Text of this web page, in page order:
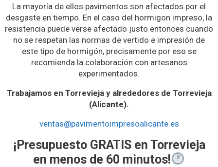
La mayoría de ellos pavimentos son afectados por el
desgaste en tiempo. En el caso del hormigon impreso, la
resistencia puede verse afectado justo entonces cuando
no se respetan las normas de vertido e impresión de
este tipo de hormigón, precisamente por eso se
recomienda la colaboración con artesanos
experimentados.
Trabajamos en Torrevieja y alrededores de Torrevieja
(Alicante).
ventas@pavimentoimpresoalicante.es
¡Presupuesto GRATIS en Torrevieja
en menos de 60 minutos!